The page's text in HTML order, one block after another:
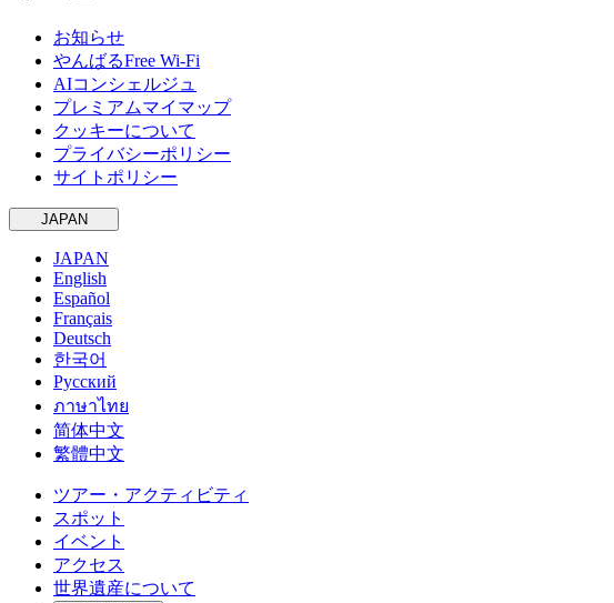
お知らせ
やんばるFree Wi-Fi
AIコンシェルジュ
プレミアムマイマップ
クッキーについて
プライバシーポリシー
サイトポリシー
JAPAN
JAPAN
English
Español
Français
Deutsch
한국어
Русский
ภาษาไทย
简体中文
繁體中文
ツアー・アクティビティ
スポット
イベント
アクセス
世界遺産について